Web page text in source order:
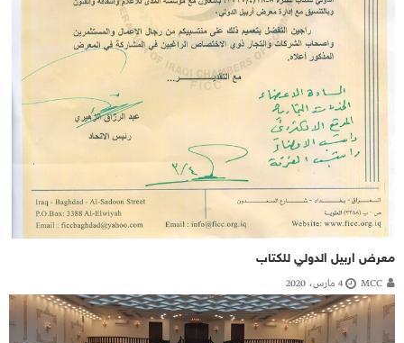
معرض اربيل الدولي للكتاب
MCC 4 مارس، 2020